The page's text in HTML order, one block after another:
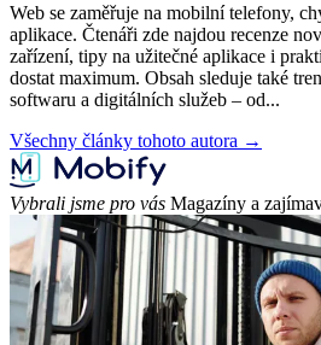
Web se zaměřuje na mobilní telefony,
aplikace. Čtenáři zde najdou recenze
zařízení, tipy na užitečné aplikace i
dostat maximum. Obsah sleduje také
softwaru a digitálních služeb – od...
Všechny články tohoto autora →
Vybrali jsme pro vás Magazíny a